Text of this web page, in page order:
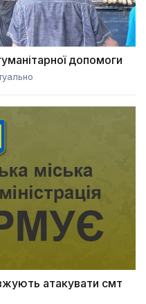
допомоги
атакувати смт